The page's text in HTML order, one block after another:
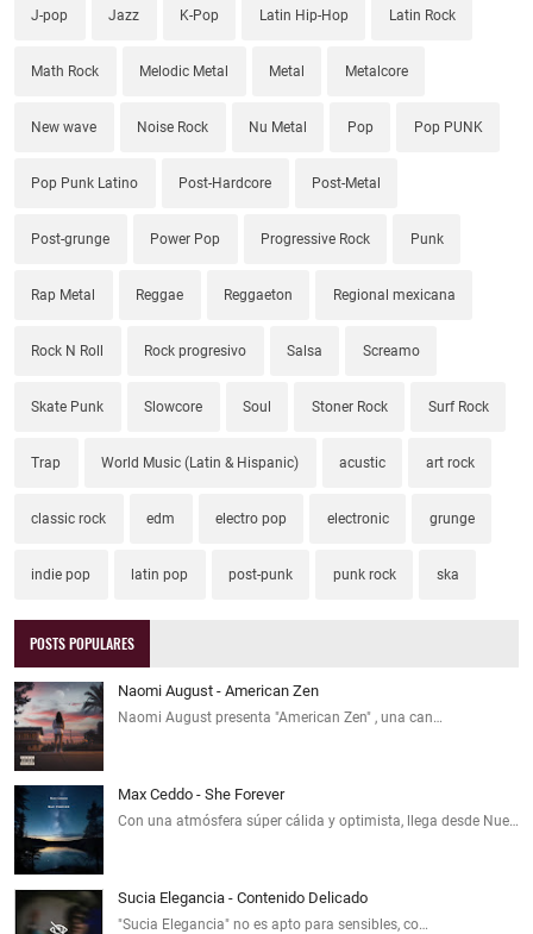
J-pop Jazz K-Pop Latin Hip-Hop Latin Rock
Math Rock Melodic Metal Metal Metalcore
New wave Noise Rock Nu Metal Pop Pop PUNK
Pop Punk Latino Post-Hardcore Post-Metal
Post-grunge Power Pop Progressive Rock Punk
Rap Metal Reggae Reggaeton Regional mexicana
Rock N Roll Rock progresivo Salsa Screamo
Skate Punk Slowcore Soul Stoner Rock Surf Rock
Trap World Music (Latin & Hispanic) acustic art rock
classic rock edm electro pop electronic grunge
indie pop latin pop post-punk punk rock ska
POSTS POPULARES
Naomi August - American Zen
Naomi August presenta "American Zen" , una can…
Max Ceddo - She Forever
Con una atmósfera súper cálida y optimista, llega desde Nue…
Sucia Elegancia - Contenido Delicado
"Sucia Elegancia" no es apto para sensibles, co…